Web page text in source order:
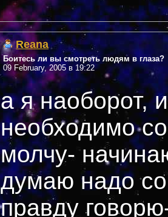
Reana
Боитесь ли вы смотреть людям в глаза?
09 February, 2005 в 19:22
а я наоборот,
необходимо
молчу-
думаю надо
правду